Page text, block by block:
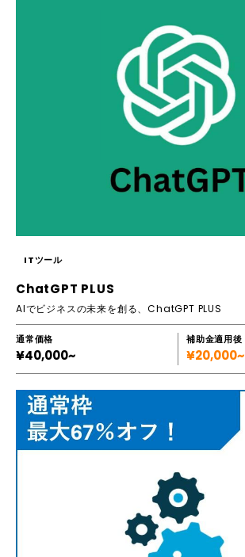
ITツール
ChatGPT PLUS
AIでビジネスの未来を創る、ChatGPT PLUS
通常価格
¥40,000~
補助金適用後
¥20,000~